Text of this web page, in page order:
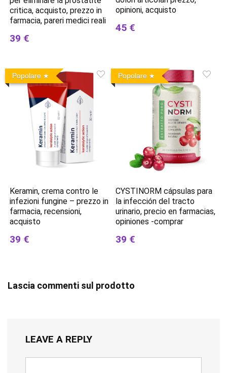
critica, acquisto, prezzo in
farmacia, pareri medici reali
39 €
opinioni, acquisto
45 €
Popolare
Keramin, crema contro le
infezioni fungine – prezzo in
farmacia, recensioni,
acquisto
39 €
Popolare
CYSTINORM cápsulas para
la infección del tracto
urinario, precio en farmacias,
opiniones -comprar
39 €
Lascia commenti sul prodotto
LEAVE A REPLY